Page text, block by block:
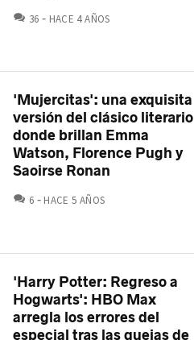
36 COMENTARIOS
HACE 4 AÑOS
'Mujercitas': una exquisita
versión del clásico literario
donde brillan Emma
Watson, Florence Pugh y
Saoirse Ronan
6 COMENTARIOS
HACE 5 AÑOS
'Harry Potter: Regreso a
Hogwarts': HBO Max
arregla los errores del
especial tras las quejas de